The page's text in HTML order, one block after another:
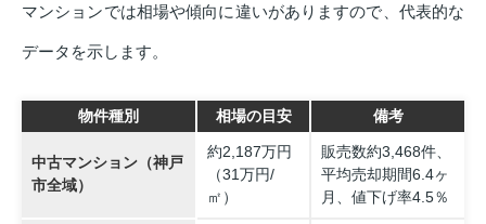
マンションでは相場や傾向に違いがありますので、代表的な
データを示します。
物件種別 相場の目安 備考
中古マンション（神戸
市全域）
約2,187万円
（31万円/
㎡）
販売数約3,468件、
平均売却期間6.4ヶ
月、値下げ率4.5％